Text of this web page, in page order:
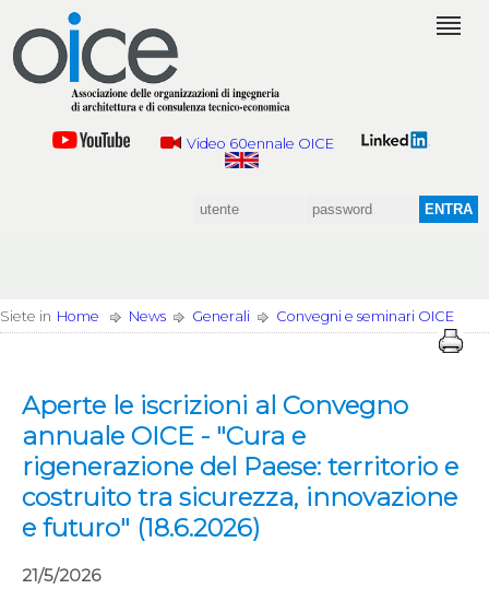
Video 60ennale OICE
Siete in Home News Generali Convegni e seminari OICE
Aperte le iscrizioni al Convegno
annuale OICE - "Cura e
rigenerazione del Paese: territorio e
costruito tra sicurezza, innovazione
e futuro" (18.6.2026)
21/5/2026